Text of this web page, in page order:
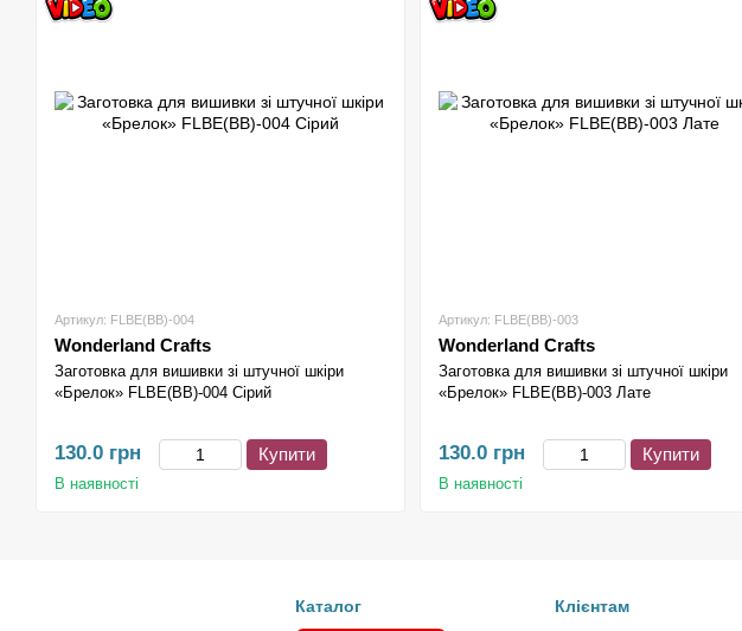
Артикул: FLBE(BB)-004
Wonderland Crafts
Заготовка для вишивки зі штучної шкіри
«Брелок» FLBE(BB)-004 Сірий
130.0 грн Купити
В наявності
Артикул: FLBE(BB)-003
Wonderland Crafts
Заготовка для вишивки зі штучної шкіри
«Брелок» FLBE(BB)-003 Лате
130.0 грн Купити
В наявності
Каталог Клієнтам